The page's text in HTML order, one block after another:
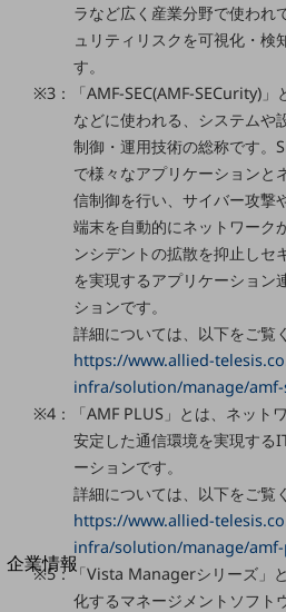
小売・卸売業
建設業
その他の業界はこちら
ゲーム感覚で見つける
ビジネスお悩み診断
NTTドコモビジネス
オンラインショップ
モバイル・ICTサービスをオンラインで
相談・申し込みができるバーチャルショップ
法人向けモバイルトップ
はじめての方へ
サービス・商品を探す
新規会員登録/ログインはこちら
100回線以上のお問い合わせ・お見積り
別ウィンドウで開きます
企業情報
企業情報TOP
ラなど広く産業分野で使われ
ュリティリスクを可視化・検
す。
※3：「AMF-SEC(AMF-SECurity)」
などに使われる、システムや
制御・運用技術の総称です。
で様々なアプリケーションと
信制御を行い、サイバー攻撃
端末を自動的にネットワーク
ンシデントの拡散を抑止しセ
を実現するアプリケーション
ションです。
詳細については、以下をご覧
https://www.allied-
infra/solution/manage/
※4：「AMF PLUS」とは、ネット
安定した通信環境を実現する
ーションです。
詳細については、以下をご覧
https://www.allied-
infra/solution/manage/
※5：「Vista Managerシリーズ」
化するマネージメントソフト